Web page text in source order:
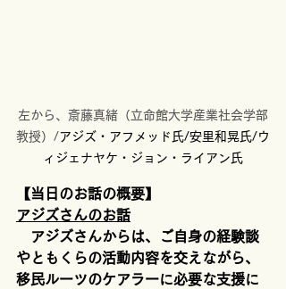
左から、斎藤真緒（立命館大学産業社会学部
教授）/アジズ・アフメッド氏/安里和晃氏/ウ
ィジェナヤケ・ジョン・ライアン氏
【当日のお話の概要】
アジズさんのお話
アジズさんからは、ご自身の経験談
やともくらの活動内容を交えながら、
移民ルーツのケアラーに必要な支援に